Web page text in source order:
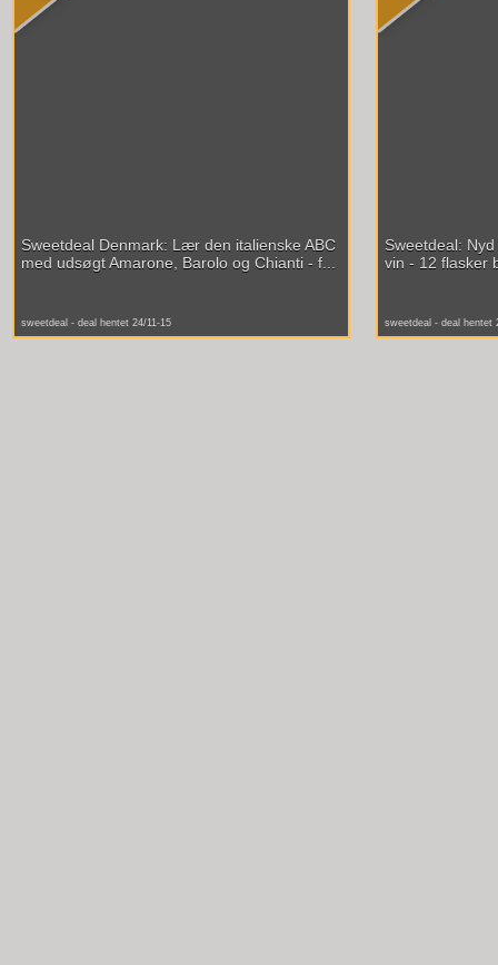
Sweetdeal Denmark: Lær den italienske ABC
med udsøgt Amarone, Barolo og Chianti - f...
sweetdeal - deal hentet 24/11-15
Sweetdeal:
vin - 12 flasker
sweetdeal - deal hentet